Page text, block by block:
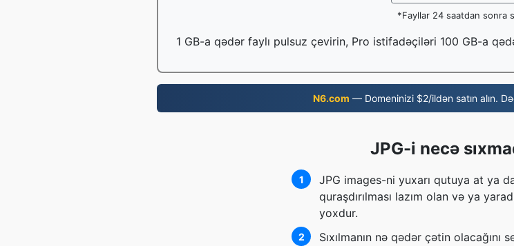
*Fayllar 24 saatdan sonra
1 GB-a qədər faylı pulsuz çevirin, Pro istifadəçiləri 100 GB-a
N6.com — Domeninizi $2/ildən satın alın.
JPG-i necə
1
JPG images-ni yuxarı qutuya at ya
quraşdırılması lazım olan və ya
yoxdur.
2
Sıxılmanın nə qədər çətin